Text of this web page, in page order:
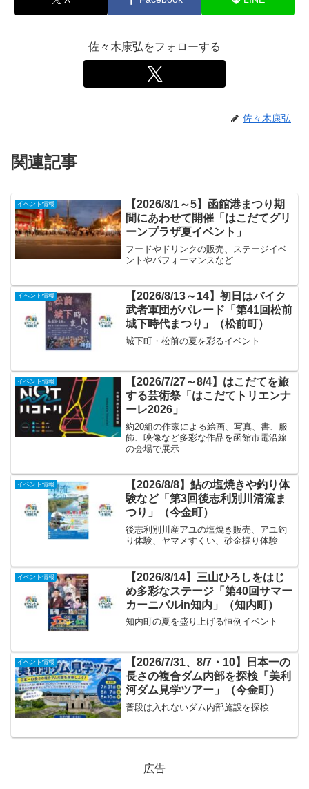
佐々木康弘をフォローする
佐々木康弘
関連記事
イベント情報
【2026/8/1～5】函館港まつり期
間にあわせて開催「はこだてグリ
ーンプラザ夏イベント」
フードやドリンクの販売、ステージイベ
ントやパフォーマンスなど
イベント情報
【2026/8/13～14】初日はバイク
武者軍団がパレード「第41回松前
城下時代まつり」（松前町）
城下町・松前の夏を彩るイベント
イベント情報
【2026/7/27～8/4】はこだてを旅
する芸術祭「はこだてトリエンナ
ーレ2026」
約20組の作家による絵画、写真、書、服
飾、映像など多彩な作品を函館市電沿線
の会場で展示
イベント情報
【2026/8/8】鮎の塩焼きや釣り体
験など「第3回後志利別川清流ま
つり」（今金町）
後志利別川産アユの塩焼き販売、アユ釣
り体験、ヤマメすくい、砂金掘り体験
イベント情報
【2026/8/14】三山ひろしをはじ
め多彩なステージ「第40回サマー
カーニバルin知内」（知内町）
知内町の夏を盛り上げる恒例イベント
イベント情報
【2026/7/31、8/7・10】日本一の
長さの複合ダム内部を探検「美利
河ダム見学ツアー」（今金町）
普段は入れないダム内部施設を探検
広告